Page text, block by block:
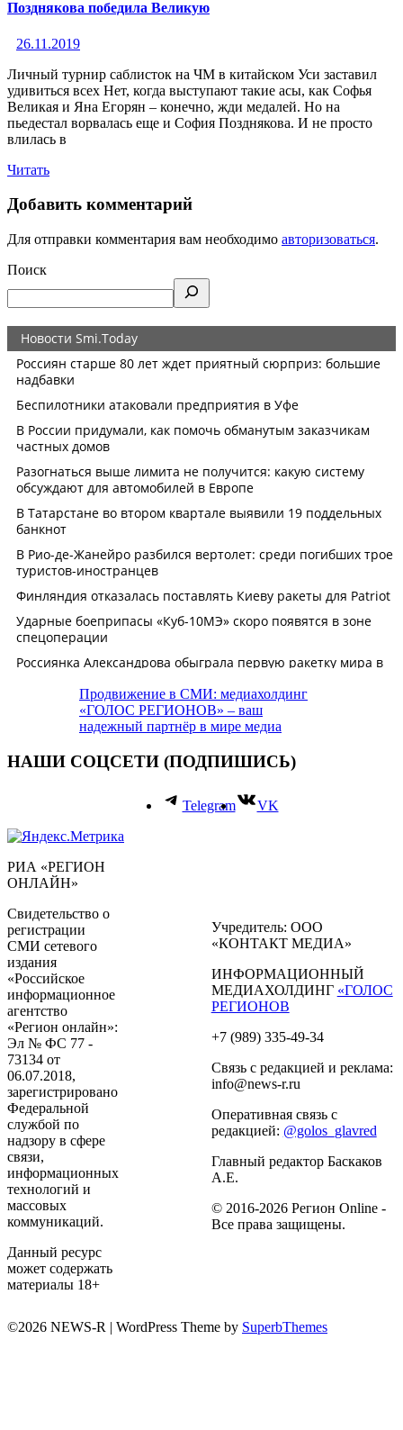
Позднякова победила Великую
26.11.2019
Личный турнир саблисток на ЧМ в китайском Уси заставил
удивиться всех Нет, когда выступают такие асы, как Софья
Великая и Яна Егорян – конечно, жди медалей. Но на
пьедестал ворвалась еще и София Позднякова. И не просто
влилась в
Читать
Добавить комментарий
Для отправки комментария вам необходимо авторизоваться.
Поиск
Продвижение в СМИ: медиахолдинг
«ГОЛОС РЕГИОНОВ» – ваш
надежный партнёр в мире медиа
НАШИ СОЦСЕТИ (ПОДПИШИСЬ)
Telegram VK
РИА «РЕГИОН
ОНЛАЙН»
Свидетельство о
регистрации
СМИ сетевого
издания
«Российское
информационное
агентство
«Регион онлайн»:
Эл № ФС 77 -
73134 от
06.07.2018,
зарегистрировано
Федеральной
службой по
надзору в сфере
связи,
информационных
технологий и
массовых
коммуникаций.
Данный ресурс
может содержать
материалы 18+
Учредитель: ООО
«КОНТАКТ МЕДИА»
ИНФОРМАЦИОННЫЙ
МЕДИАХОЛДИНГ «ГОЛОС
РЕГИОНОВ
+7 (989) 335-49-34
Связь с редакцией и реклама:
info@news-r.ru
Оперативная связь с
редакцией: @golos_glavred
Главный редактор Баскаков
А.Е.
© 2016-2026 Регион Online -
Все права защищены.
©2026 NEWS-R | WordPress Theme by SuperbThemes